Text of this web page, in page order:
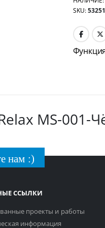
SKU
MS-001-
нам :)
ССЫЛКИ
проекты и работы
информация